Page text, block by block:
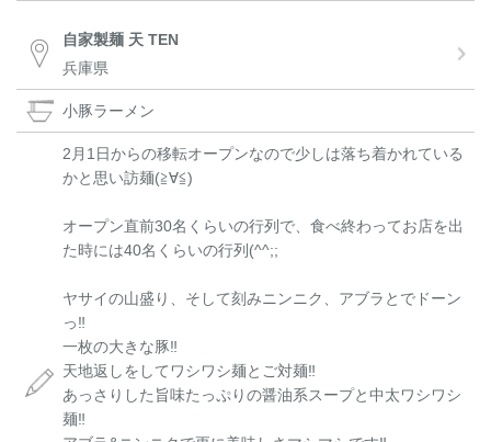
自家製麺 天 TEN
兵庫県
小豚ラーメン
2月1日からの移転オープンなので少しは落ち着かれている
かと思い訪麺(≧∀≦)
オープン直前30名くらいの行列で、食べ終わってお店を出
た時には40名くらいの行列(^^;;
ヤサイの山盛り、そして刻みニンニク、アブラとでドーン
っ‼︎
一枚の大きな豚‼︎
天地返しをしてワシワシ麺とご対麺‼︎
あっさりした旨味たっぷりの醤油系スープと中太ワシワシ
麺‼︎